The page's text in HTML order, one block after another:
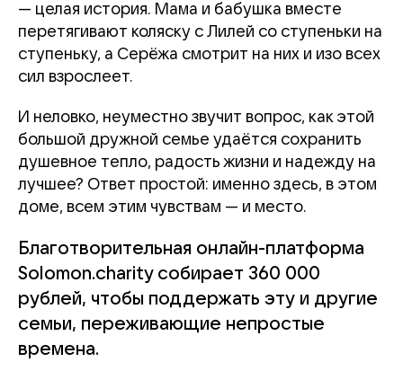
— целая история. Мама и бабушка вместе
перетягивают коляску с Лилей со ступеньки на
ступеньку, а Серёжа смотрит на них и изо всех
сил взрослеет.
И неловко, неуместно звучит вопрос, как этой
большой дружной семье удаётся сохранить
душевное тепло, радость жизни и надежду на
лучшее? Ответ простой: именно здесь, в этом
доме, всем этим чувствам — и место.
Благотворительная онлайн-платформа
Solomon.charity собирает 360 000
рублей, чтобы поддержать эту и другие
семьи, переживающие непростые
времена.